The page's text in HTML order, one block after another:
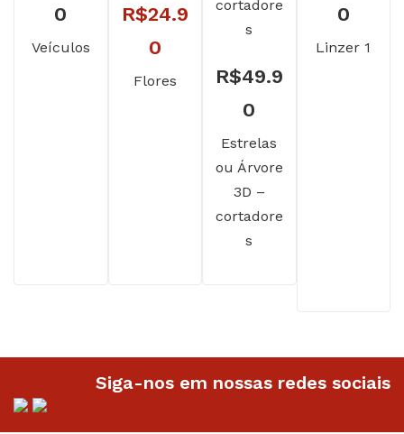
0
Veículos
O
preço
original
R$24.9
0O
preço
R$24.90.
Flores R$49.9
0
Estrelas
ou Árvore
3D –
cortadore
s
0
Linzer 1
Siga-nos em nossas redes sociais